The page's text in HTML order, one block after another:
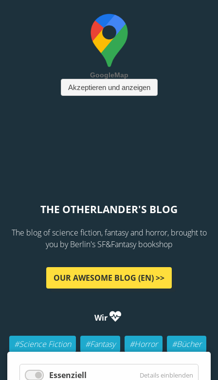
THE OTHERLANDER'S BLOG
The blog of science fiction, fantasy and horror, brought to
you by Berlin's SF&Fantasy bookshop
OUR AWESOME BLOG (EN) >>
Wir
#Science Fiction #Fantasy #Horror
#Bücher
#Autoren
#Buch-Geeks
#Rollenspiele (RPGs)
Essenziell Details einblenden